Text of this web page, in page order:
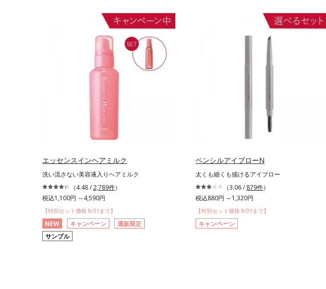
エッセンスインヘアミルク
洗い流さない美容液入りヘアミルク
（4.48 /2,789件）
税込1,100円 ～4,590円
【特別セット価格 8/31まで】
NEW キャンペーン
通販限定
サンプル
ペンシルアイブローN
太くも細くも描けるアイブロー
（3.06 / 879件）
税込880円 ～1,320円
【特別セット価格 8/31まで】
キャンペーン